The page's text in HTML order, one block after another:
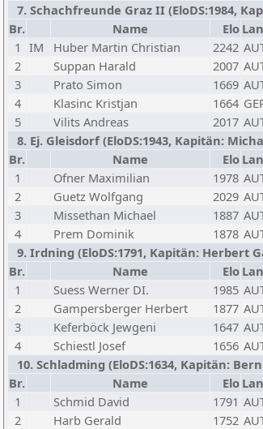
7. Schachfreunde Graz II (EloDS:1984,
Br.
Name Elo
1 IM Huber Martin Christian 2242
2
Suppan Harald 2007
3
Prato Simon 1669
4
Klasinc Kristjan 1664
5
Vilits Andreas 2017
8. Ej. Gleisdorf (EloDS:1943, Kapitän:
Br.
Name Elo
1
Ofner Maximilian 1978
2
Guetz Wolfgang 2029
3
Missethan Michael 1887
4
Prem Dominik 1878
9. Irdning (EloDS:1791, Kapitän: Herbert
Br.
Name Elo
1
Suess Werner DI. 1985
2
Gampersberger Herbert 1877
3
Keferböck Jewgeni 1647
4
Schiestl Josef 1656
10. Schladming (EloDS:1634, Kapitän:
Br.
Name Elo
1
Schmid David 1791
2
Harb Gerald 1752